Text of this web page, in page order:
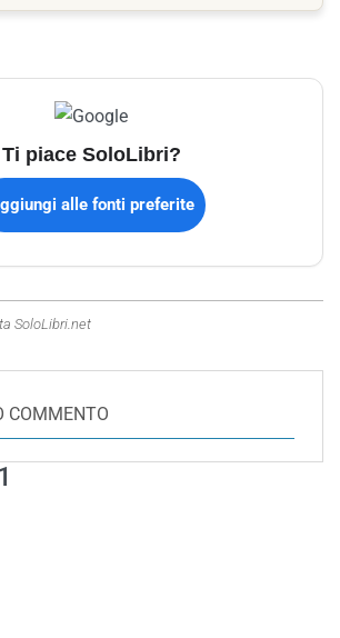
Ti piace SoloLibri?
alle fonti preferite
SoloLibri.net
COMMENTO